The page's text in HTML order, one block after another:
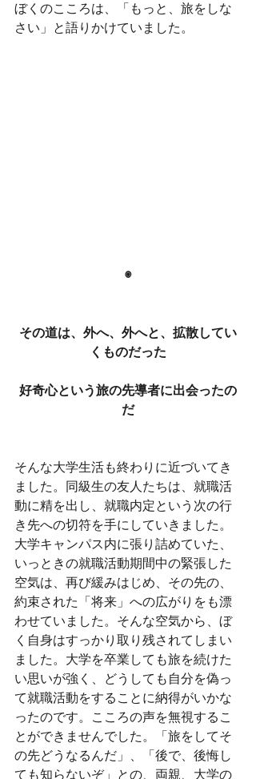
ぼくのこころは、「もっと、旅をしな
さい」と語りかけていました。
◉
その道は、外へ、外へと、拡散してい
くものだった
好奇心という旅の先導者に出会ったの
だ
そんな大学生活も終わりに近づいてき
ました。同級生の友人たちは、就職活
動に精を出し、就職内定という次の行
き先への切符を手にしていきました。
大学キャンパス内に張り詰めていた、
いっときの就職活動期間中の緊張した
空気は、再び緩みはじめ、その先の、
約束された「将来」への広がりをも漂
わせていました。そんな空気から、ぼ
く自身はすっかり取り残されてしまい
ました。大学を卒業しても旅を続けた
い思いが強く、どうしても自分を偽っ
て就職活動をすることに納得がいかな
ったのです。こころの声を無視するこ
とができませんでした。「旅をしてそ
の先どうなるんだ」、「後で、後悔し
ても知らないぞ」との、両親、大学の